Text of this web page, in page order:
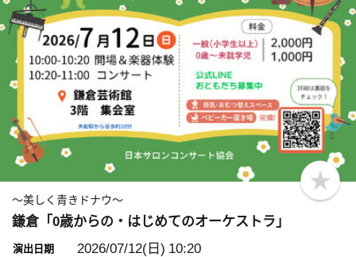
b
o
～美しく青きドナウ～
鎌倉「0歳からの・はじめてのオーケストラ」
演出日期 2026/07/12(日) 10:20